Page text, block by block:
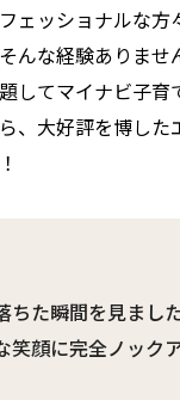
ェッショナルな方
んな経験ありま
してマイナビ子育
、大好評を博した
ちた瞬間を見ま
笑顔に完全ノック